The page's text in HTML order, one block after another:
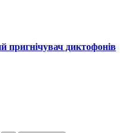
пригнічувач диктофонів